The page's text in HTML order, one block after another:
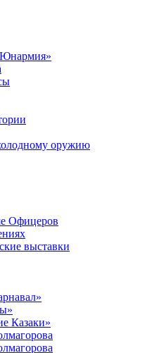
оружию
Офицеров
выставки
Казаки»